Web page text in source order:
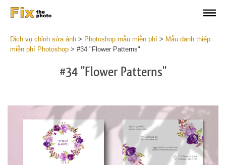
Dịch vụ chỉnh sửa ảnh > Photoshop mẫu miễn phí > Mẫu danh thiếp
miễn phí Photoshop > #34 "Flower Patterns"
#34 "Flower Patterns"